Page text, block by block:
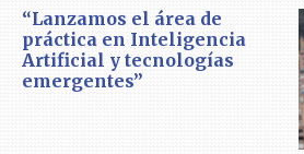
“Lanzamos el área de
práctica en Inteligencia
Artificial y tecnologías
emergentes”